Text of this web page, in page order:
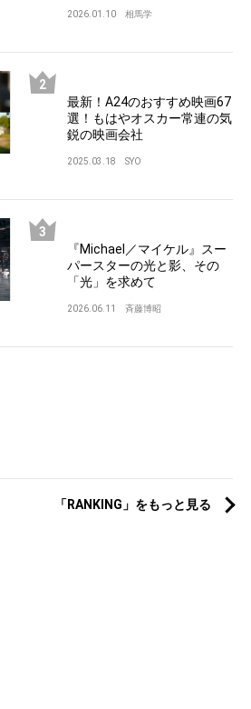
2026.01.10 相馬学
最新！A24のおすすめ映画67
選！もはやオスカー常連の気
鋭の映画会社
2025.03.18 SYO
『Michael／マイケル』スー
パースターの光と影、その
「光」を求めて
2026.06.11 斉藤博昭
「RANKING」をもっと見る